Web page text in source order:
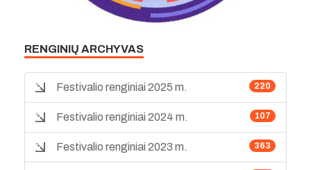
RENGINIŲ ARCHYVAS
220
Festivalio renginiai 2025 m.
107
Festivalio renginiai 2024 m.
363
Festivalio renginiai 2023 m.